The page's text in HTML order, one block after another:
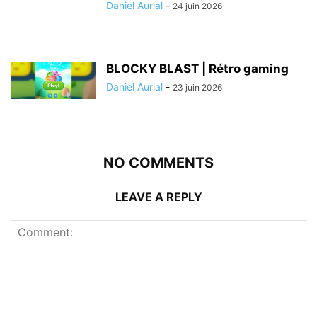
Daniel Aurial - 24 juin 2026
BLOCKY BLAST | Rétro gaming
Daniel Aurial - 23 juin 2026
NO COMMENTS
LEAVE A REPLY